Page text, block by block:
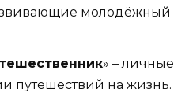
молодёжный
» – личные
путешествий на жизнь.